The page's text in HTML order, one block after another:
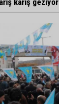
karış geziyor